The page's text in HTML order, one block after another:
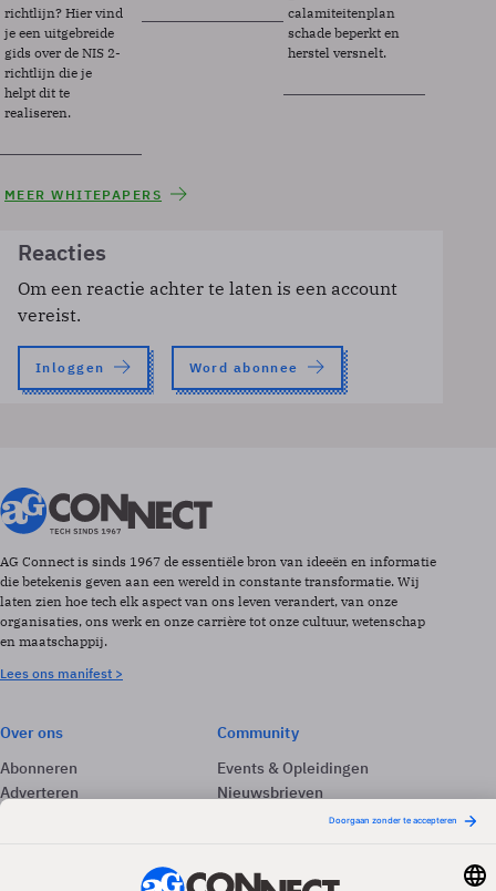
richtlijn? Hier vind
je een uitgebreide
gids over de NIS 2-
richtlijn die je
helpt dit te
realiseren.
calamiteitenplan
schade beperkt en
herstel versnelt.
MEER WHITEPAPERS
Reacties
Om een reactie achter te laten is een account
vereist.
Inloggen Word abonnee
AG Connect is sinds 1967 de essentiële bron van ideeën en informatie
die betekenis geven aan een wereld in constante transformatie. Wij
laten zien hoe tech elk aspect van ons leven verandert, van onze
organisaties, ons werk en onze carrière tot onze cultuur, wetenschap
en maatschappij.
Lees ons manifest >
Over ons
Abonneren
Adverteren
Community
Events & Opleidingen
Nieuwsbrieven